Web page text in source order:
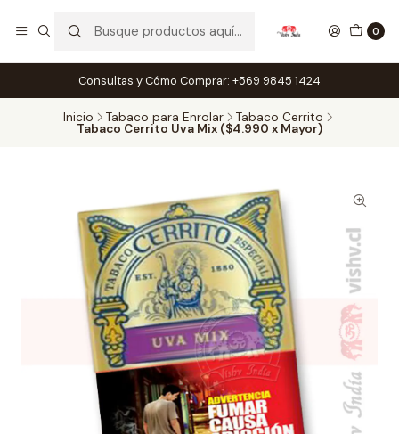
0
Consultas y Cómo Comprar: +569 9845 1424
Inicio Tabaco para Enrolar Tabaco Cerrito
Tabaco Cerrito Uva Mix ($4.990 x Mayor)